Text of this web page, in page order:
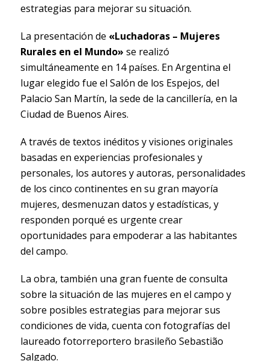
estrategias para mejorar su situación.
La presentación de «Luchadoras – Mujeres
Rurales en el Mundo» se realizó
simultáneamente en 14 países. En Argentina el
lugar elegido fue el Salón de los Espejos, del
Palacio San Martín, la sede de la cancillería, en la
Ciudad de Buenos Aires.
A través de textos inéditos y visiones originales
basadas en experiencias profesionales y
personales, los autores y autoras, personalidades
de los cinco continentes en su gran mayoría
mujeres, desmenuzan datos y estadísticas, y
responden porqué es urgente crear
oportunidades para empoderar a las habitantes
del campo.
La obra, también una gran fuente de consulta
sobre la situación de las mujeres en el campo y
sobre posibles estrategias para mejorar sus
condiciones de vida, cuenta con fotografías del
laureado fotorreportero brasileño Sebastião
Salgado.